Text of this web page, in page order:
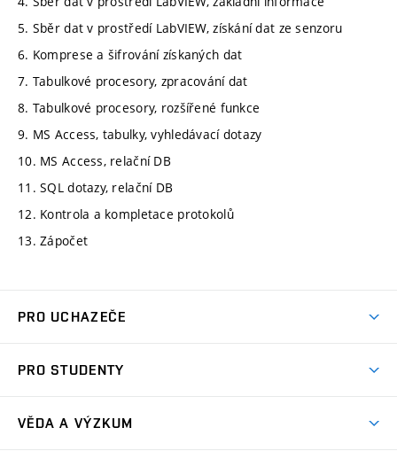
5. Sběr dat v prostředí LabVIEW, získání dat ze senzoru
6. Komprese a šifrování získaných dat
7. Tabulkové procesory, zpracování dat
8. Tabulkové procesory, rozšířené funkce
9. MS Access, tabulky, vyhledávací dotazy
10. MS Access, relační DB
11. SQL dotazy, relační DB
12. Kontrola a kompletace protokolů
13. Zápočet
PRO UCHAZEČE
Ambasadoři studia
PRO STUDENTY
VĚDA A VÝZKUM